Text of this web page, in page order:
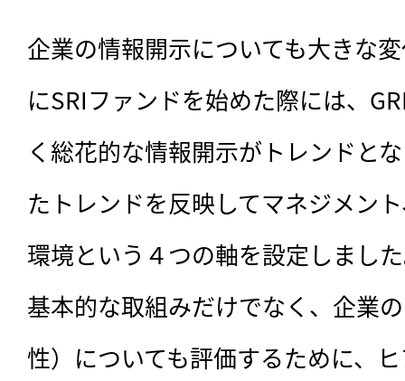
企業の情報開示についても大きな
にSRIファンドを始めた際には、
く総花的な情報開示がトレンドと
たトレンドを反映してマネジメン
環境という４つの軸を設定しまし
基本的な取組みだけでなく、企業
性）についても評価するために、